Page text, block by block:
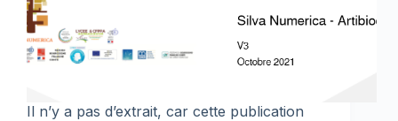
Il n’y a pas d’extrait, car cette publication